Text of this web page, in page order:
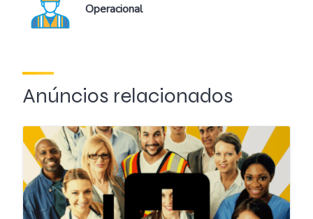
Operacional
Anúncios relacionados